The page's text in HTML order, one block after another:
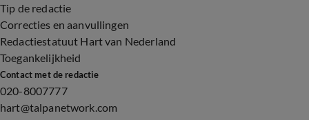
Tip de redactie
Correcties en aanvullingen
Redactiestatuut Hart van Nederland
Toegankelijkheid
Contact met de redactie
020-8007777
hart@talpanetwork.com